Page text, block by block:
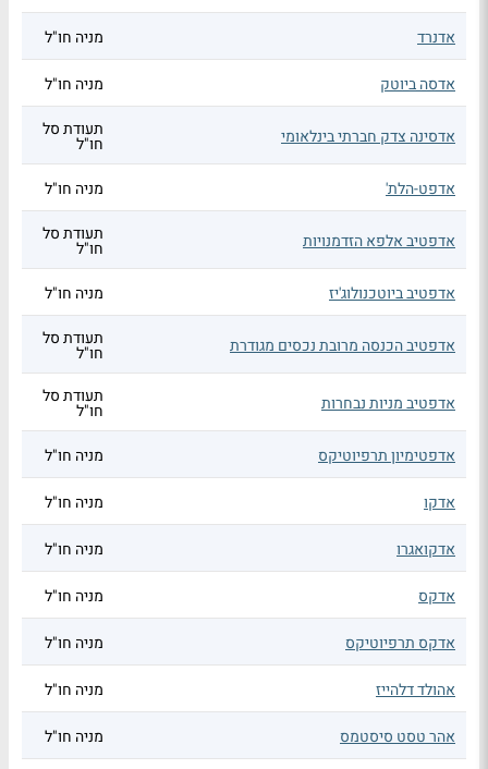
אדנרד מניה חו"ל
אדסה ביוטק מניה חו"ל
אדסינה צדק חברתי בינלאומי תעודת סל
חו"ל
אדפט-הלת'
מניה חו"ל
אדפטיב אלפא הזדמנויות תעודת סל
חו"ל
אדפטיב ביוטכנולוג'יז
מניה חו"ל
אדפטיב הכנסה מרובת נכסים מגודרת תעודת סל
חו"ל
אדפטיב מניות נבחרות תעודת סל
חו"ל
אדפטימיון תרפיוטיקס
מניה חו"ל
אדקו מניה חו"ל
אדקואגרו מניה חו"ל
אדקס מניה חו"ל
אדקס תרפיוטיקס מניה חו"ל
אהולד דלהייז מניה חו"ל
אהר טסט סיסטמס מניה חו"ל